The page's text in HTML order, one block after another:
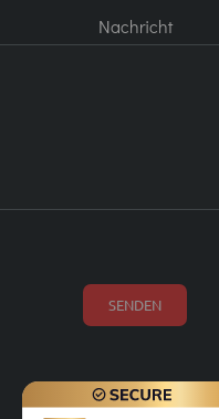
Nachricht